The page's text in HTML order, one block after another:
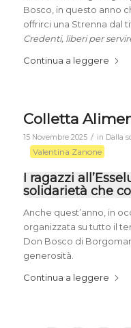
Bosco, in questo anno
offrirci una Strenna dal
Credenti, liberi per
Continua a leggere
Colletta
15 Novembre 2025 / in Dalla
Valentina Zanone
I ragazzi
solidarietà che
Anche quest’anno, in
organizzata su tutto il
Don Bosco di
generosità.
Continua a leggere